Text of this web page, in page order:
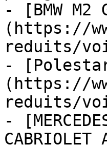
- [BMW M2
(https://
reduits/
-
(https://
reduits/
-